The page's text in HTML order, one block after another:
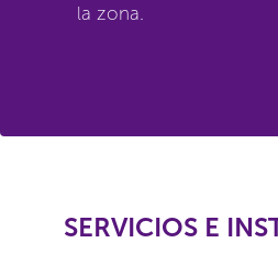
la zona.
SERVICIOS E